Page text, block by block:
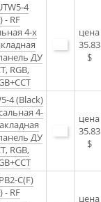
4
- RF
4-х
ДУ
RGB,
цена
35.83
$
4 (Black)
4-
ДУ
RGB,
цена
35.83
$
C(F)
- RF
цена